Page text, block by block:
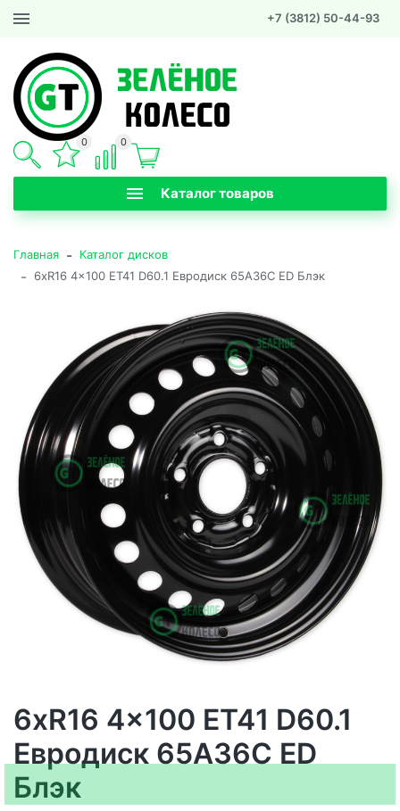
+7 (3812) 50-44-93
Каталог товаров
0 0
Главная - Каталог дисков
- 6xR16 4x100 ET41 D60.1 Евродиск 65A36C ED Блэк
6xR16 4x100 ET41 D60.1
Евродиск 65A36C ED
Блэк